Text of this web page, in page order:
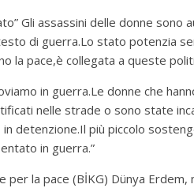
Gli assassini delle donne
di guerra.Lo stato potenzia
la pace,è collegata a queste
in guerra.Le donne che
nelle strade o sono state
detenzione.Il più piccolo
in guerra.”
per la pace (BİKG) Dünya